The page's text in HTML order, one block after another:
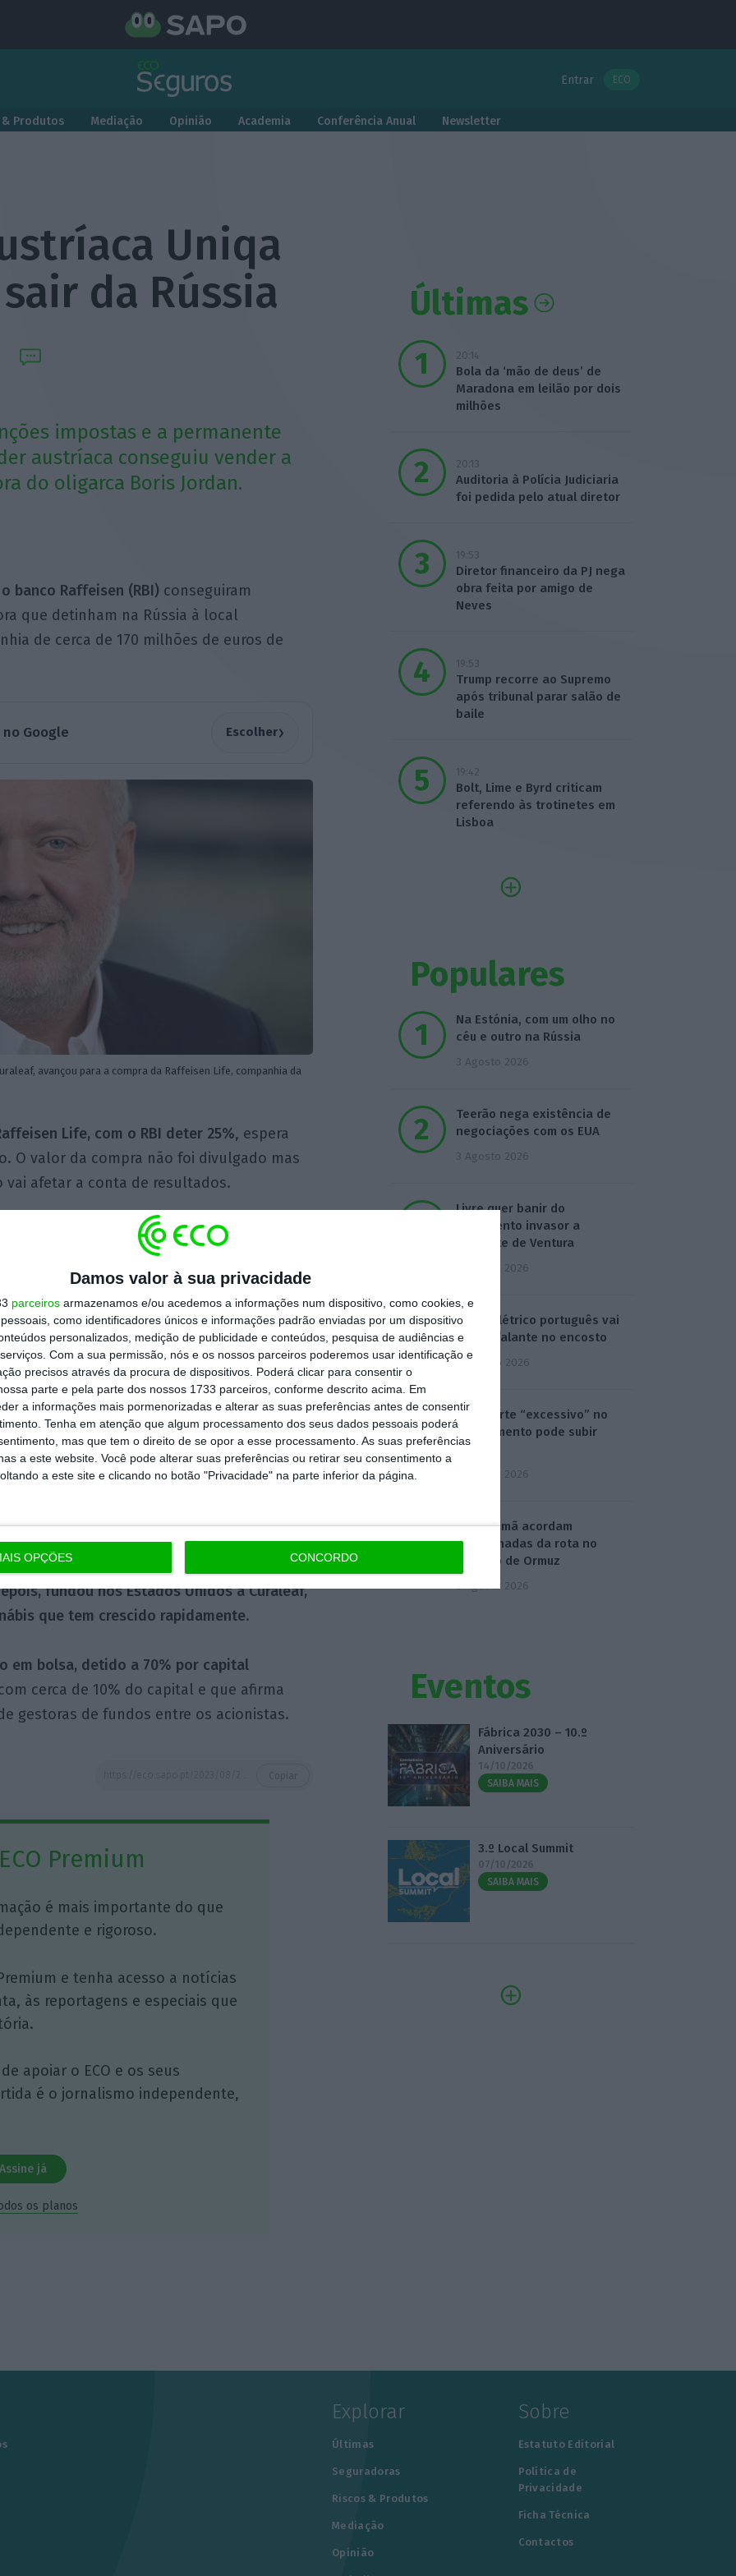
Damos valor à sua privacidade
parceiros armazenamos e/ou acedemos a informações num dispositivo, como cookies, e
como identificadores únicos e informações padrão enviadas por um dispositivo
personalizados, medição de publicidade e conteúdos, pesquisa de audiências e
Com a sua permissão, nós e os nossos parceiros poderemos usar identificação e
precisos através da procura de dispositivos. Poderá clicar para consentir o
parte e pela parte dos nossos 1733 parceiros, conforme descrito acima. Em
a informações mais pormenorizadas e alterar as suas preferências antes de consentir
Tenha em atenção que algum processamento dos seus dados pessoais poderá
mas que tem o direito de se opor a esse processamento. As suas preferências
a este website. Você pode alterar suas preferências ou retirar seu consentimento a
a este site e clicando no botão "Privacidade" na parte inferior da página.
OPÇÕES CONCORDO
Entrar ECO
& Produtos Mediação Opinião Academia Conferência Anual Newsletter
Uniqa
da Rússia
impostas e a permanente
austríaca conseguiu vender a
do oligarca Boris Jordan.
banco Raffeisen (RBI)conseguiram
que detinham na Rússia à local
de cerca de 170 milhões de euros de
Google Escolher›
avançou para a compra da Raffeisen Life, companhia da
Life, com o RBI deter 25%, espera
O valor da compra não foi divulgado mas
afetar a conta de resultados.
seguradoras a sair da Rússia, tendo
pressões ocidentais para cumprir as
e a constante ameaça do Governo russo
hostis.
técnico da unidade russa Raffeisen Life
do registado um ano antes. A
Life, tem um volume anual de
comoacionistas de referência o Grupo
acionistas e parceiros Invest AG e o fundo
e bancos, é liderada p
elo americano
russos que em 1990 voltou à
fundou nos Estados Unidos a Curaleaf,
que tem crescido rapidamente.
em bolsa, detido a 70% por capital
cerca de 10% do capital e que afirma
gestoras de fundos entre os acionistas.
Premium
é mais importante do que
e rigoroso.
e tenha acesso a notícias
às reportagens e especiais que
apoiar o ECO e os seus
é o jornalismo independente,
Assine já
os planos
Últimas
20:14
Bola da ‘mão de deus’ de
Maradona em leilão por dois
milhões
20:13
Auditoria à Polícia Judiciaria
foi pedida pelo atual diretor
19:53
Diretor financeiro da PJ nega
obra feita por amigo de
Neves
19:53
Trump recorre ao Supremo
após tribunal parar salão de
baile
19:42
Bolt, Lime e Byrd criticam
referendo às trotinetes em
Lisboa
Populares
Na Estónia, com um olho no
céu e outro na Rússia
3 Agosto 2026
Teerão nega existência de
negociações com os EUA
3 Agosto 2026
Livre quer banir do
Parlamento invasor a
gabinete de Ventura
3 Agosto 2026
Carro elétrico português vai
ter altifalante no encosto
4 Agosto 2026
Gás. Corte “excessivo” no
investimento pode subir
custos
5 Agosto 2026
Irão e Omã acordam
coordenadas da rota no
Estreito de Ormuz
5 Agosto 2026
Eventos
Fábrica 2030 – 10.º
Aniversário
14/10/2026
SAIBA MAIS
3.º Local Summit
07/10/2026
SAIBA MAIS
Explorar
Últimas
Seguradoras
Riscos & Produtos
Mediação
Opinião
Sobre
Estatuto Editorial
Política de
Privacidade
Ficha Técnica
Contactos